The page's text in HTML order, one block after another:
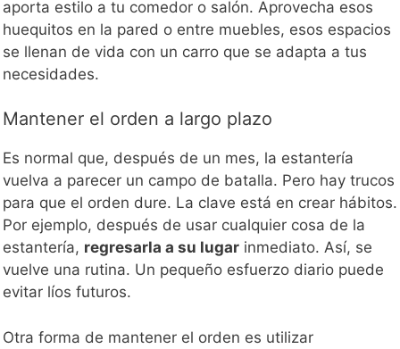
aporta estilo a tu comedor o salón. Aprovecha esos
huequitos en la pared o entre muebles, esos espacios
se llenan de vida con un carro que se adapta a tus
necesidades.
Mantener el orden a largo plazo
Es normal que, después de un mes, la estantería
vuelva a parecer un campo de batalla. Pero hay trucos
para que el orden dure. La clave está en crear hábitos.
Por ejemplo, después de usar cualquier cosa de la
estantería, regresarla a su lugar inmediato. Así, se
vuelve una rutina. Un pequeño esfuerzo diario puede
evitar líos futuros.
Otra forma de mantener el orden es utilizar